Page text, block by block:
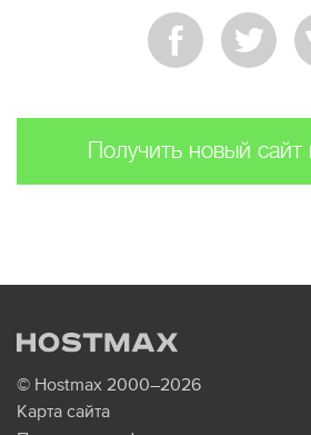
Получить новый сайт
© Hostmax 2000–2026
Карта сайта